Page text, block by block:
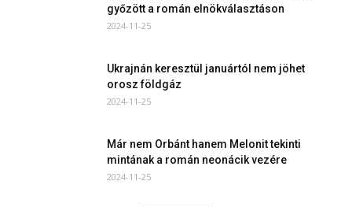
győzött a román elnökválasztáson
2024-11-25
Ukrajnán keresztül januártól nem jöhet
orosz földgáz
2024-11-25
Már nem Orbánt hanem Melonit tekinti
mintának a román neonácik vezére
2024-11-25